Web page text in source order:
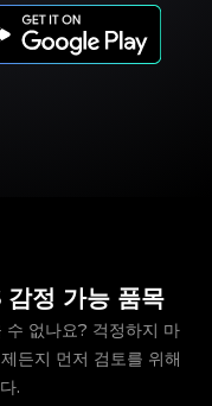
정 가능 품목
없나요? 걱정하지 마
든지 먼저 검토를 위해
.